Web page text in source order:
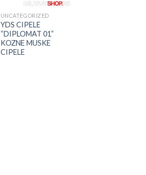
UNCATEGORIZED
YDS CIPELE
“DIPLOMAT 01”
KOZNE MUSKE
CIPELE